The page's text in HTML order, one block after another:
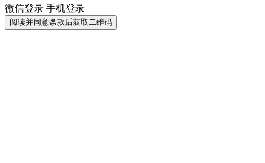
微信登录 手机登录
阅读并同意条款后获取二维码